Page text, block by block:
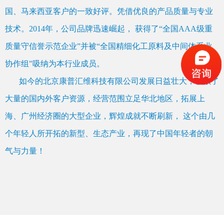
国、马来西亚客户的一致好评。凭借优良的产品质量与专业
技术。2014年，公司品牌迅速崛起， 获得了“全国AAA级重
质量守信誉示范企业”并被“全国精细化工原料及中间体系业
协作组"吸纳为本行业成员。
如今的北京康普汇维科技有限公司发展日益壮大，积累了
大量的国内外客户资源，经营范围立足华北地区，拓展上
海、广州经济圈的大型企业，辉煌成就不断刷新， 这个由几
个年轻人所开拓的新型、生态产业，再现了中国年轻者的朝
气与力量！